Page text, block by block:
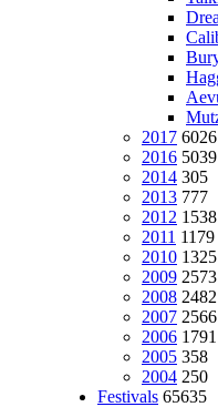
2017 6026
2016 5039
2014 305
2013 777
2012 1538
2011 1179
2010 1325
2009 2573
2008 2482
2007 2566
2006 1791
2005 358
2004 250
Festivals 65635